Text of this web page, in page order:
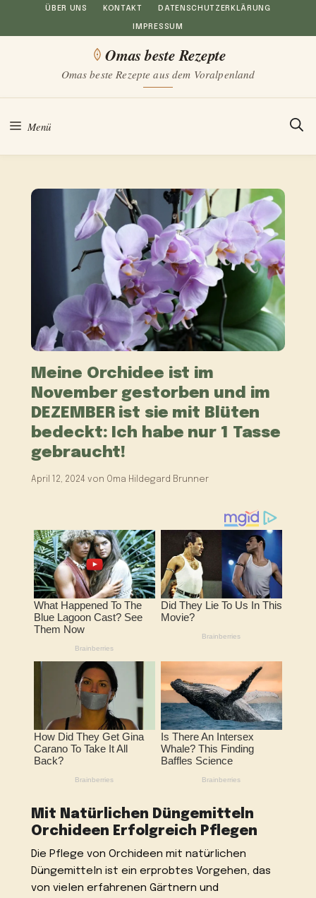
Inhalt
ÜBER UNS KONTAKT DATENSCHUTZERKLÄRUNG
IMPRESSUM
Omas beste Rezepte
Omas beste Rezepte aus dem Voralpenland
Menü
Meine Orchidee ist im
November gestorben und im
DEZEMBER ist sie mit Blüten
bedeckt: Ich habe nur 1 Tasse
gebraucht!
April 12, 2024 von Oma Hildegard Brunner
Mit Natürlichen Düngemitteln
Orchideen Erfolgreich Pflegen
Die Pflege von Orchideen mit natürlichen
Düngemitteln ist ein erprobtes Vorgehen, das
von vielen erfahrenen Gärtnern und